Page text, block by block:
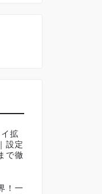
拡
設定
で徹
！一